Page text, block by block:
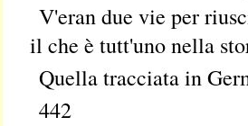
V'eran due vie per
il che è tutt'uno nella
Quella tracciata in
442